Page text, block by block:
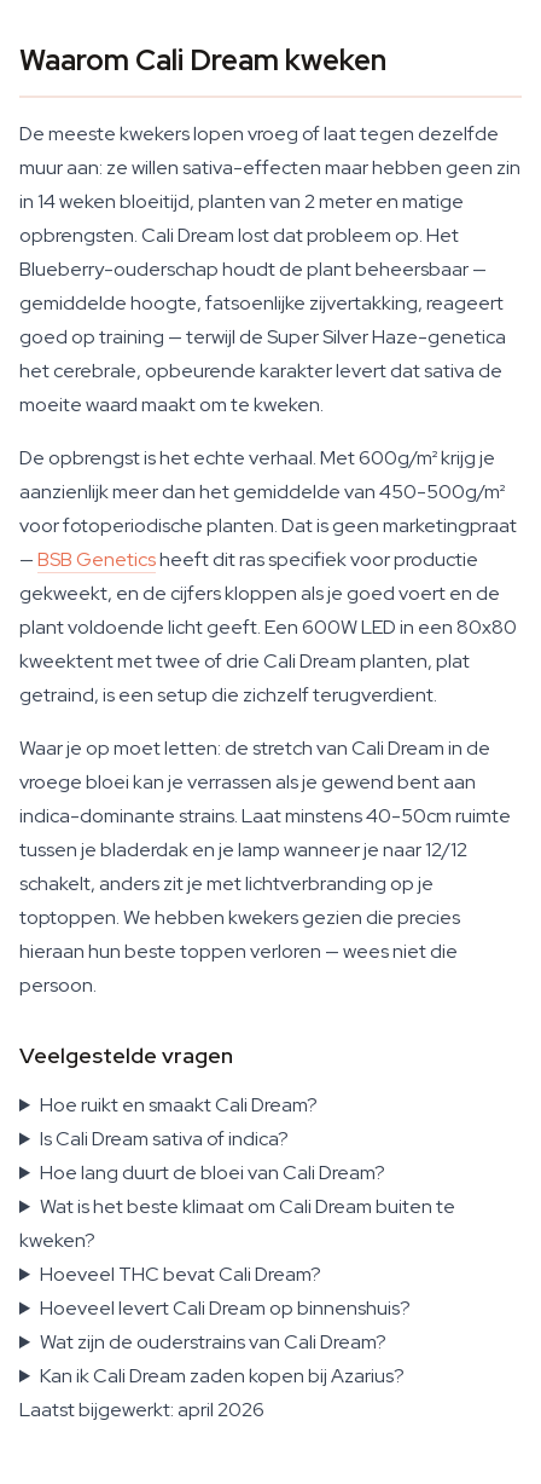
Waarom Cali Dream kweken
De meeste kwekers lopen vroeg of laat tegen dezelfde
muur aan: ze willen sativa-effecten maar hebben geen zin
in 14 weken bloeitijd, planten van 2 meter en matige
opbrengsten. Cali Dream lost dat probleem op. Het
Blueberry-ouderschap houdt de plant beheersbaar —
gemiddelde hoogte, fatsoenlijke zijvertakking, reageert
goed op training — terwijl de Super Silver Haze-genetica
het cerebrale, opbeurende karakter levert dat sativa de
moeite waard maakt om te kweken.
De opbrengst is het echte verhaal. Met 600g/m² krijg je
aanzienlijk meer dan het gemiddelde van 450-500g/m²
voor fotoperiodische planten. Dat is geen marketingpraat
—BSB Geneticsheeft dit ras specifiek voor productie
gekweekt, en de cijfers kloppen als je goed voert en de
plant voldoende licht geeft. Een 600W LED in een 80x80
kweektent met twee of drie Cali Dream planten, plat
getraind, is een setup die zichzelf terugverdient.
Waar je op moet letten: de stretch van Cali Dream in de
vroege bloei kan je verrassen als je gewend bent aan
indica-dominante strains. Laat minstens 40-50cm ruimte
tussen je bladerdak en je lamp wanneer je naar 12/12
schakelt, anders zit je met lichtverbranding op je
toptoppen. We hebben kwekers gezien die precies
hieraan hun beste toppen verloren — wees niet die
persoon.
Veelgestelde vragen
Hoe ruikt en smaakt Cali Dream?
Is Cali Dream sativa of indica?
Hoe lang duurt de bloei van Cali Dream?
Wat is het beste klimaat om Cali Dream buiten te
kweken?
Hoeveel THC bevat Cali Dream?
Hoeveel levert Cali Dream op binnenshuis?
Wat zijn de ouderstrains van Cali Dream?
Kan ik Cali Dream zaden kopen bij Azarius?
Laatst bijgewerkt: april 2026